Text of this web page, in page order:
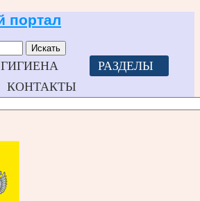
Искать
ГИГИЕНА
РАЗДЕЛЫ
КОНТАКТЫ